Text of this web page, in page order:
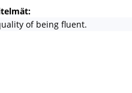
of being fluent.